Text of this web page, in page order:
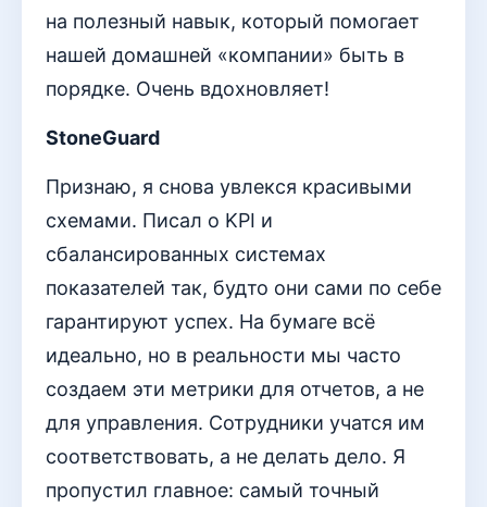
на полезный навык, который помогает
нашей домашней «компании» быть в
порядке. Очень вдохновляет!
StoneGuard
Признаю, я снова увлекся красивыми
схемами. Писал о KPI и
сбалансированных системах
показателей так, будто они сами по себе
гарантируют успех. На бумаге всё
идеально, но в реальности мы часто
создаем эти метрики для отчетов, а не
для управления. Сотрудники учатся им
соответствовать, а не делать дело. Я
пропустил главное: самый точный